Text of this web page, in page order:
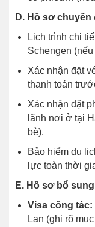
D. Hồ sơ chuyến
Lịch trình chi
Schengen (nếu
Xác nhận đặt
thanh toán
Xác nhận đặt
lãnh nơi ở tại
bè).
Bảo hiểm du
lực toàn thời
E. Hồ sơ bổ
Visa công tác:
Lan (ghi rõ